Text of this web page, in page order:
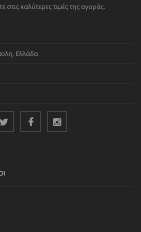
στις καλύτερες τιμές της αγοράς.
Ελλάδα